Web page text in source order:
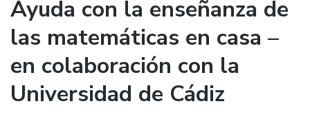
Ayuda con la enseñanza de
las matemáticas en casa –
en colaboración con la
Universidad de Cádiz